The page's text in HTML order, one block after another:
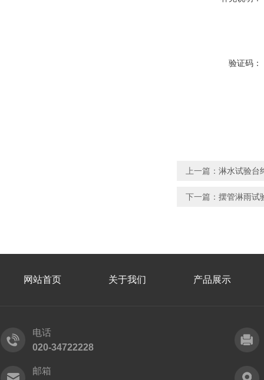
验证码：
上一篇： 淋水试验台
下一篇： 摆管淋雨试
网站首页 关于我们 产品展示
电话
020-34722228
邮箱